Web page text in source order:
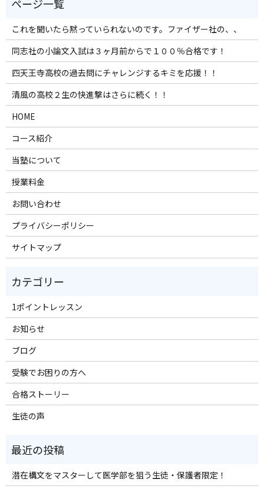
これを聞いたら黙っていられないのです。ファイザー社の、、
同志社の小論文入試は３ヶ月前からで１００％合格です！
四天王寺高校の過去問にチャレンジするキミを応援！！
清風の高校２生の快進撃はさらに続く！！
HOME
コース紹介
当塾について
授業料金
お問い合わせ
プライバシーポリシー
サイトマップ
1ポイントレッスン
お知らせ
ブログ
受験でお困りの方へ
合格ストーリー
生徒の声
潜在構文をマスターして医学部を狙う生徒・保護者限定！